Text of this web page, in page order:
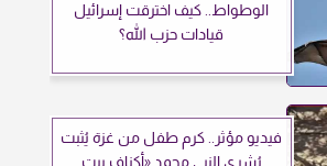
الوطواط.. كيف اخترقت إسرائيل
قيادات حزب الله؟
فيديو مؤثر.. كرم طفل من غزة يُثبت
بُشرى النبي محمد «أكناف بيت